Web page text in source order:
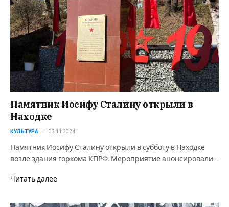
Памятник Иосифу Сталину открыли в
Находке
КУЛЬТУРА 03.11.2024
Памятник Иосифу Сталину открыли в субботу в Находке
возле здания горкома КПРФ. Мероприятие анонсировали…
Читать далее